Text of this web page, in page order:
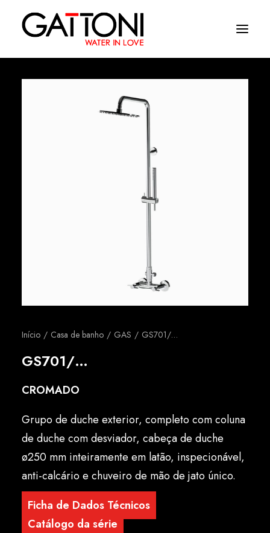
Início Casa de banho GAS GS701/…
GS701/…
CROMADO
Grupo de duche exterior, completo com coluna
de duche com desviador, cabeça de duche
ø250 mm inteiramente em latão, inspecionável,
anti-calcário e chuveiro de mão de jato único.
Ficha de Dados Técnicos
Catálogo da série